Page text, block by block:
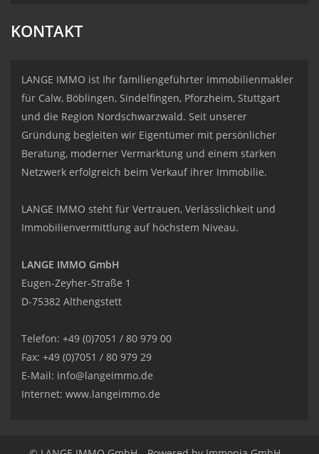
KONTAKT
LANGE IMMO ist Ihr familiengeführter Immobilienmakler
für Calw, Böblingen, Sindelfingen, Pforzheim, Stuttgart
und die Region Nordschwarzwald. Seit unserer
Gründung begleiten wir Eigentümer mit persönlicher
Beratung, moderner Vermarktung und einem starken
Netzwerk erfolgreich beim Verkauf ihrer Immobilie.
LANGE IMMO steht für Vertrauen, Verlässlichkeit und
Immobilienvermittlung auf höchstem Niveau.
LANGE IMMO GmbH
Eugen-Zeyher-Straße 1
D-75382 Althengstett
Telefon: +49 (0)7051 / 80 979 00
Fax: +49 (0)7051 / 80 979 29
E-Mail: info@langeimmo.de
Internet: www.langeimmo.de